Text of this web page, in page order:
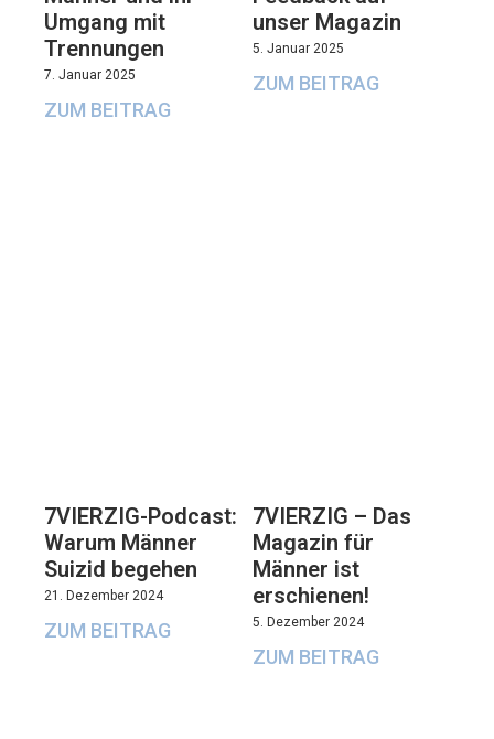
Umgang mit
Trennungen
7. Januar 2025
ZUM BEITRAG
unser Magazin
5. Januar 2025
ZUM BEITRAG
7VIERZIG-Podcast:
Warum Männer
Suizid begehen
21. Dezember 2024
ZUM BEITRAG
7VIERZIG – Das
Magazin für
Männer ist
erschienen!
5. Dezember 2024
ZUM BEITRAG